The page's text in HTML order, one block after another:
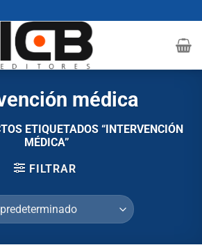
médica
ETIQUETADOS “INTERVENCIÓN
MÉDICA”
FILTRAR